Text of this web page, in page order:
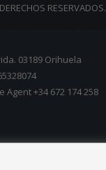
RESERVADOS.
03189 Orihuela
+34 672 174 258